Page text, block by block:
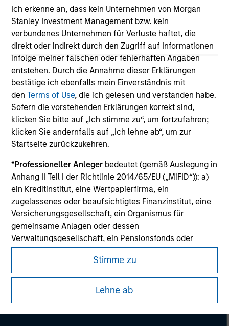
Ich erkenne an, dass kein Unternehmen von Morgan
Stanley Investment Management bzw. kein
verbundenes Unternehmen für Verluste haftet, die
direkt oder indirekt durch den Zugriff auf Informationen
infolge meiner falschen oder fehlerhaften Angaben
entstehen. Durch die Annahme dieser Erklärungen
bestätige ich ebenfalls mein Einverständnis mit
denTerms of Use, die ich gelesen und verstanden habe.
Sofern die vorstehenden Erklärungen korrekt sind,
klicken Sie bitte auf „Ich stimme zu“, um fortzufahren;
klicken Sie andernfalls auf „Ich lehne ab“, um zur
Startseite zurückzukehren.
*Professioneller Anleger bedeutet (gemäß Auslegung in
Anhang II Teil I der Richtlinie 2014/65/EU („MiFID“)): a)
ein Kreditinstitut, eine Wertpapierfirma, ein
zugelassenes oder beaufsichtigtes Finanzinstitut, eine
Versicherungsgesellschaft, ein Organismus für
gemeinsame Anlagen oder dessen
Verwaltungsgesellschaft, ein Pensionsfonds oder
dessen Verwaltungsgesellschaft, ein Warenhändler
oder Waren-Derivatehändler oder ein sonstiger
institutioneller Anleger, der in jedem Fall für die Tätigkeit
auf den Finanzmärkten zugelassen sein oder
das mindestens zwei der folgenden
Stimme zu
Lehne ab
The information on this page is for informational
purposes only. The information contained herein does
not constitute and should not be construed as an
offering of advisory services or an offer to sell or a
solicitation of an offer to buy any securities in any
jurisdiction in which such offer or solicitation,
purchase or sale would be unlawful under the
securities, insurance or other laws of such jurisdiction.
All investing involves risks, including a loss of principal.
Please refer to the strategy detail page for important
information on the strategy, including additional risk
considerations.
Morgan Stanley
Morgan Stanley Careers